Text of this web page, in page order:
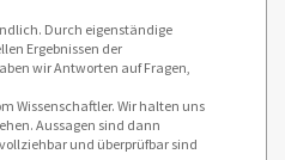
Durch eigenständige
Ergebnissen der
wir Antworten auf Fragen,
Wissenschaftler. Wir halten uns
Aussagen sind dann
und überprüfbar sind